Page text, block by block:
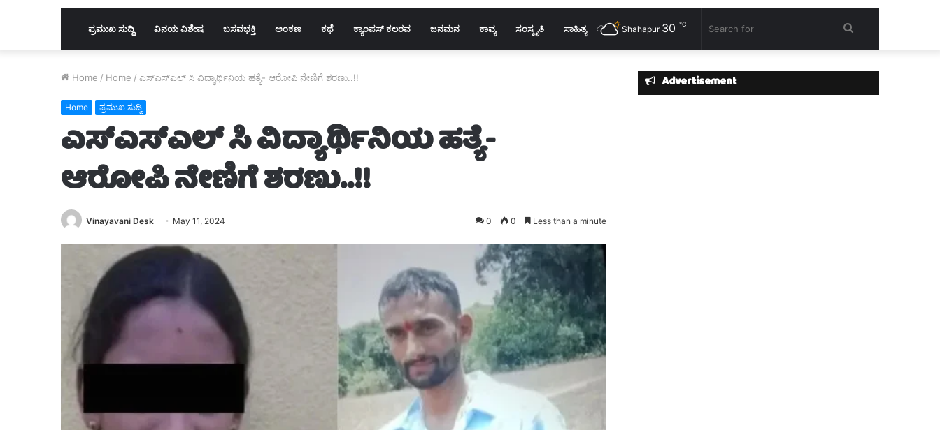
ಪ್ರಮುಖ ಸುದ್ದಿ ವಿನಯ ವಿಶೇಷ ಬಸವಭಕ್ತಿ ಅಂಕಣ ಕಥೆ ಕ್ಯಾಂಪಸ್ ಕಲರವ ಜನಮನ ಕಾವ್ಯ ಸಂಸ್ಕೃತಿ ಸಾಹಿತ್ಯ Search
for
Shahapur 30 ℃
Home / Home / ಎಸ್ಎಸ್ಎಲ್ ಸಿ ವಿದ್ಯಾರ್ಥಿನಿಯ ಹತ್ಯೆ- ಆರೋಪಿ ನೇಣಿಗೆ ಶರಣು..!!
Home ಪ್ರಮುಖ ಸುದ್ದಿ
ಎಸ್ಎಸ್ಎಲ್ ಸಿ ವಿದ್ಯಾರ್ಥಿನಿಯ ಹತ್ಯೆ-
ಆರೋಪಿ ನೇಣಿಗೆ ಶರಣು..!!
Vinayavani Desk May 11, 2024 0 0 Less than a minute
Advertisement